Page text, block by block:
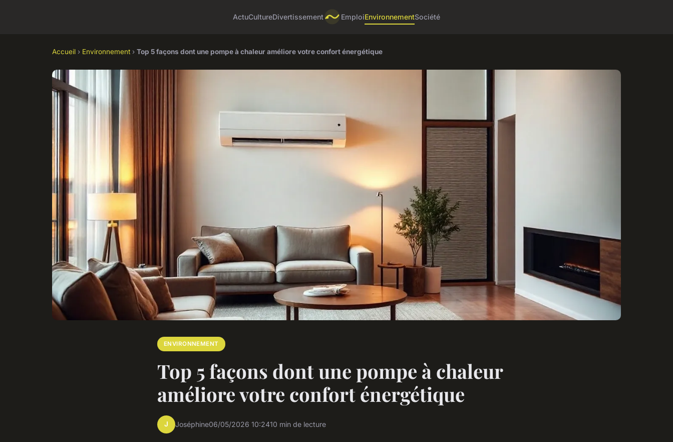
ActuCultureDivertissement EmploiEnvironnementSociété
Accueil › Environnement › Top 5 façons dont une pompe à chaleur améliore votre confort énergétique
ENVIRONNEMENT
Top 5 façons dont une pompe à chaleur
améliore votre confort énergétique
J Joséphine06/05/2026 10:2410 min de lecture